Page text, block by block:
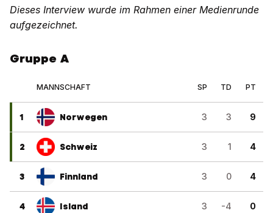
Dieses Interview wurde im Rahmen einer Medienrunde
aufgezeichnet.
Gruppe A
MANNSCHAFT SP TD PT
1 Norwegen 3 3 9
2 Schweiz 3 1 4
3 Finnland 3 0 4
4 Island 3 -4 0